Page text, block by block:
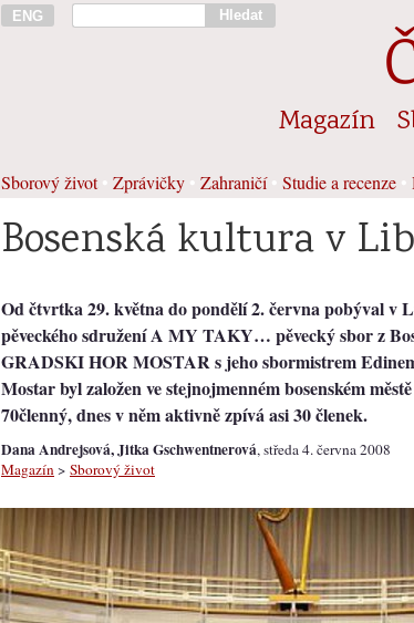
ENG Hledat
Magazín
Sborový život• Zprávičky Zahraničí• Studie a recenze
Bosenská kultura v
Od čtvrtka 29. května do pondělí 2. června pobýval v
pěveckého sdružení A MY TAKY… pěvecký sbor z
GRADSKI HOR MOSTAR s jeho sbormistrem
Mostar byl založen ve stejnojmenném bosenském
70členný, dnes v něm aktivně zpívá asi 30 členek.
Dana Andrejsová, Jitka Gschwentnerová, středa 4. června 2008
Magazín > Sborový život